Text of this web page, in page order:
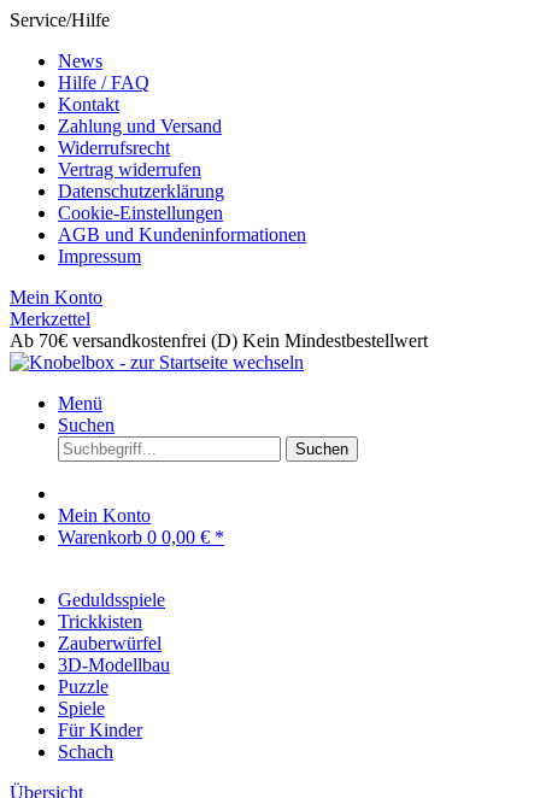
Service/Hilfe
News
Hilfe / FAQ
Kontakt
Zahlung und Versand
Widerrufsrecht
Vertrag widerrufen
Datenschutzerklärung
Cookie-Einstellungen
AGB und Kundeninformationen
Impressum
Mein Konto
Merkzettel
Ab 70€ versandkostenfrei (D) Kein Mindestbestellwert
Menü
Suchen
Suchen
Mein Konto
Warenkorb 0 0,00 € *
Geduldsspiele
Trickkisten
Zauberwürfel
3D-Modellbau
Puzzle
Spiele
Für Kinder
Schach
Übersicht